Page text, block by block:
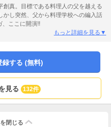
真。目標である料理人の父を越える
かし突然、父から料理学校への編入話
、ここに開演!!
もっと詳細を見る▼
録する (無料)
見る 132件
閉じる